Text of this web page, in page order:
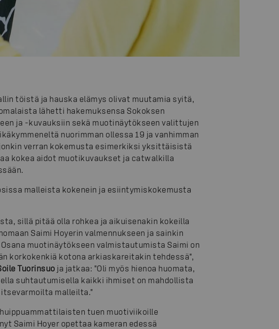
töistä ja hauska elämys olivat muutamia syitä,
lähetti hakemuksensa Sokoksen
ja -kuvauksiin sekä muotinäytökseen valittujen
nuorimman ollessa 19 ja vanhimman
verran kokemusta esimerkiksi yksittäisistä
kokea aidot muotikuvaukset ja catwalkilla
malleista kokenein ja esiintymiskokemusta
sillä pitää olla rohkea ja aikuisenakin kokeilla
Saimi Hoyerin valmennukseen ja sainkin
muotinäytökseen valmistautumista Saimi on
korkokenkiä kotona arkiaskareitakin tehdessä",
Tuorinsuo ja jatkaa: "Oli myös hienoa huomata,
suhtautumisella kaikki ihmiset on mahdollista
malleilta."
tuen muotiviikoille
Saimi Hoyer opettaa kameran edessä